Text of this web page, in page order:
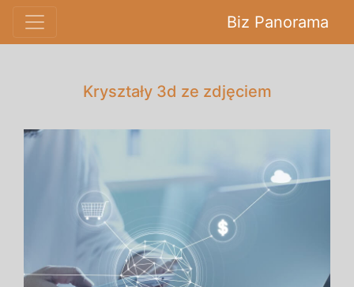
Biz Panorama
Kryształy 3d ze zdjęciem